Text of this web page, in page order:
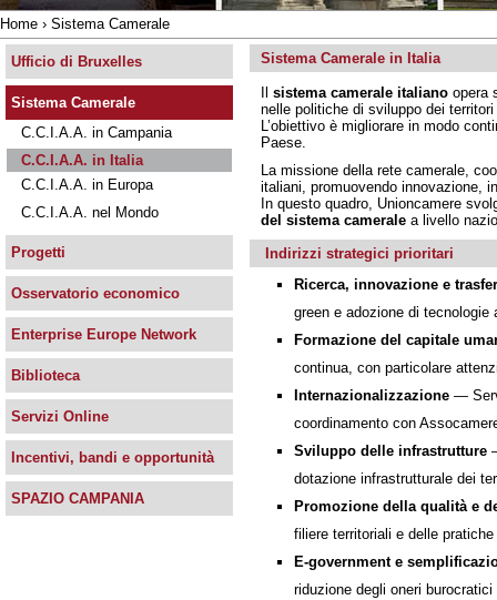
n
c
p
a
Tu
sei
qui
Home › Sistema Camerale
Sistema Camerale in Italia
Il sistema camerale italiano opera
nelle politiche di sviluppo dei
L’obiettivo è migliorare in modo
Paese.
La missione della rete camerale,
italiani, promuovendo innovazione,
In questo quadro, Unioncamere
del sistema camerale a livello
Indirizzi strategici prioritari
Ricerca, innovazione e
green e adozione di
Formazione del capitale
continua, con particolare
Internazionalizzazione —
coordinamento con
Sviluppo delle infrastrutture
dotazione infrastrutturale dei
Promozione della qualità e
filiere territoriali e delle
E-government e
riduzione degli oneri
Ufficio di Bruxelles
Sistema Camerale
C.C.I.A.A. in Campania
C.C.I.A.A. in Italia
C.C.I.A.A. in Europa
C.C.I.A.A. nel Mondo
Progetti
Osservatorio economico
Enterprise Europe Network
Biblioteca
Servizi Online
Incentivi, bandi e opportunità
SPAZIO CAMPANIA